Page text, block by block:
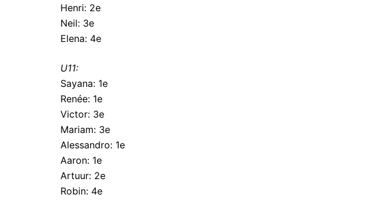
Henri: 2e
Neil: 3e
Elena: 4e
U11:
Sayana: 1e
Renée: 1e
Victor: 3e
Mariam: 3e
Alessandro: 1e
Aaron: 1e
Artuur: 2e
Robin: 4e